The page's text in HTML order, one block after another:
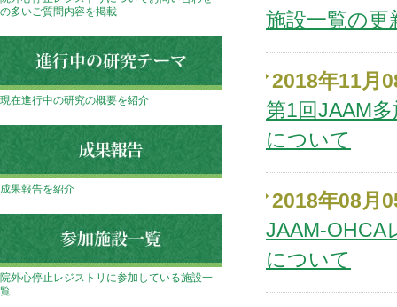
の多いご質問内容を掲載
現在進行中の研究の概要を紹介
成果報告を紹介
院外心停止レジストリに参加している施設一
覧
施設一覧の更
2018年11月
第1回JAAM
について
2018年08月
JAAM-OHCA
について